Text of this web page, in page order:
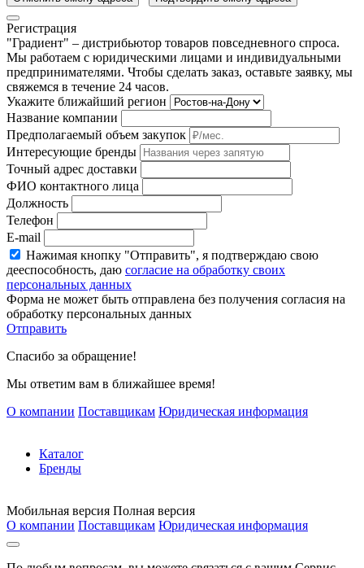
Регистрация
"Градиент" – дистрибьютор товаров повседневного спроса.
Мы работаем с юридическими лицами и индивидуальными
предпринимателями. Чтобы сделать заказ, оставьте заявку, мы
свяжемся в течение 24 часов.
Укажите ближайший регион
Название компании
Предполагаемый объем закупок
Интересующие бренды
Точный адрес доставки
ФИО контактного лица
Должность
Телефон
E-mail
Нажимая кнопку "Отправить", я подтверждаю свою
дееспособность, даю согласие на обработку своих
персональных данных
Форма не может быть отправлена без получения согласия на
обработку персональных данных
Отправить
Спасибо за обращение!
Мы ответим вам в ближайшее время!
О компании Поставщикам Юридическая информация
Каталог
Бренды
Мобильная версия Полная версия
О компании Поставщикам Юридическая информация